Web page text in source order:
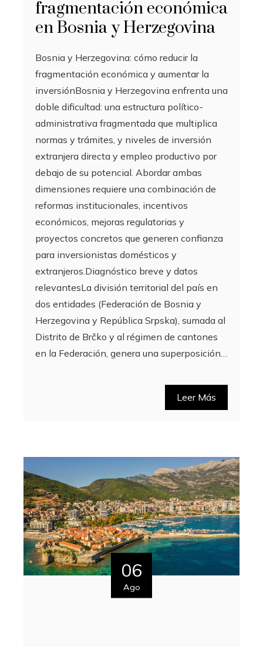
fragmentación económica
en Bosnia y Herzegovina
Bosnia y Herzegovina: cómo reducir la
fragmentación económica y aumentar la
inversiónBosnia y Herzegovina enfrenta una
doble dificultad: una estructura político-
administrativa fragmentada que multiplica
normas y trámites, y niveles de inversión
extranjera directa y empleo productivo por
debajo de su potencial. Abordar ambas
dimensiones requiere una combinación de
reformas institucionales, incentivos
económicos, mejoras regulatorias y
proyectos concretos que generen confianza
para inversionistas domésticos y
extranjeros.Diagnóstico breve y datos
relevantesLa división territorial del país en
dos entidades (Federación de Bosnia y
Herzegovina y República Srpska), sumada al
Distrito de Brčko y al régimen de cantones
en la Federación, genera una superposición…
Leer Más
06
Ago